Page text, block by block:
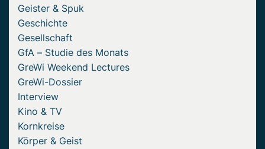
Geister & Spuk
Geschichte
Gesellschaft
GfA – Studie des Monats
GreWi Weekend Lectures
GreWi-Dossier
Interview
Kino & TV
Kornkreise
Körper & Geist